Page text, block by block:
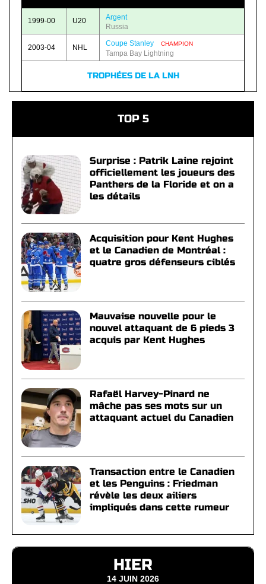
1999-00 U20
Argent
Russia
2003-04 NHL Coupe Stanley CHAMPION
Tampa Bay Lightning
TROPHÉES DE LA LNH
TOP 5
Surprise : Patrik Laine rejoint
officiellement les joueurs des
Panthers de la Floride et on a
les détails
Acquisition pour Kent Hughes
et le Canadien de Montréal :
quatre gros défenseurs ciblés
Mauvaise nouvelle pour le
nouvel attaquant de 6 pieds 3
acquis par Kent Hughes
Rafaël Harvey-Pinard ne
mâche pas ses mots sur un
attaquant actuel du Canadien
Transaction entre le Canadien
et les Penguins : Friedman
révèle les deux ailiers
impliqués dans cette rumeur
HIER
14 JUIN 2026